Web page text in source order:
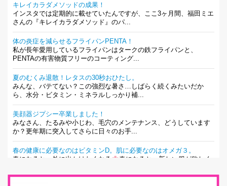
キレイカラダメソッドの成果！
インスタでは定期的に載せていたんですが、ここ3ヶ月間、福田ミエ
さんの『キレイカラダメソッド』のパ...
体の炎症を減らせるフライパンPENTA！
私が長年愛用しているフライパンはタークの鉄フライパンと、
PENTAの有害物質フリーのコーティング...
夏のむくみ退散！レタスの30秒おひたし。
みんな、バテてない？この強烈な暑さ…しばらく続くみたいだか
ら、水分・ビタミン・ミネラルしっかり補...
美顔器ジプシー卒業しました！
みなさん、たるみや小じわ、毛穴のメンテナンス、どうしています
か？更年期に突入してさらに日々のお手...
春の健康に必要なのはビタミンD。肌に必要なのはオメガ３。
春になると、外に出かけたくなる
春になると、新しい服が欲しく